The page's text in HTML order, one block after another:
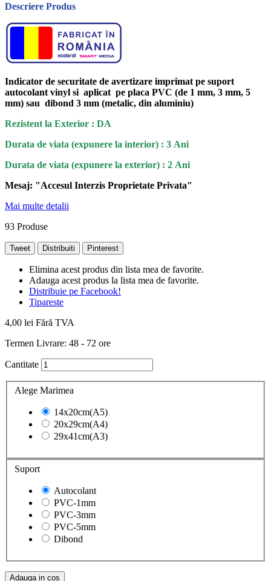
Descriere Produs
Indicator de securitate de avertizare imprimat pe suport
autocolant vinyl si aplicat pe placa PVC (de 1 mm, 3 mm, 5
mm) sau dibond 3 mm (metalic, din aluminiu)
Rezistent la Exterior : DA
Durata de viata (expunere la interior) : 3 Ani
Durata de viata (expunere la exterior) : 2 Ani
Mesaj: "Accesul Interzis Proprietate Privata"
Mai multe detalii
93 Produse
Tweet Distribuiti Pinterest
Elimina acest produs din lista mea de favorite.
Adauga acest produs la lista mea de favorite.
Distribuie pe Facebook!
Tipareste
4,00 lei Fără TVA
Termen Livrare: 48 - 72 ore
Cantitate
Alege Marimea
14x20cm(A5)
20x29cm(A4)
29x41cm(A3)
Suport
Autocolant
PVC-1mm
PVC-3mm
PVC-5mm
Dibond
Adauga in cos